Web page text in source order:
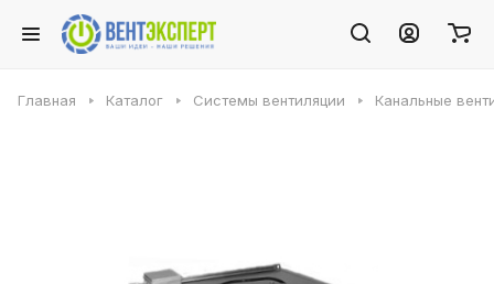
Главная Каталог Системы вентиляции Канальные